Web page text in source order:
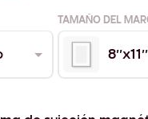
TAMAÑO DEL
8''x11''